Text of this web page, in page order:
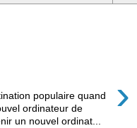
›
populaire quand
ordinateur de
un nouvel ordinat...